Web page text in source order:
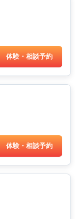
体験・相談予約
体験・相談予約